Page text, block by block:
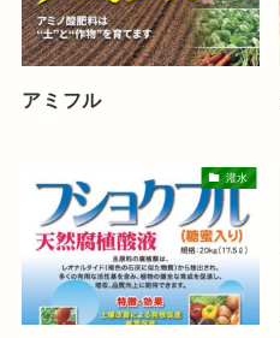
アミフル
灌水